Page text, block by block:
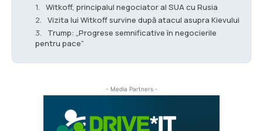
Witkoff, principalul negociator al SUA cu Rusia
Vizita lui Witkoff survine după atacul asupra Kievului
Trump: „Progrese semnificative în negocierile
pentru pace”
- Media Partners -